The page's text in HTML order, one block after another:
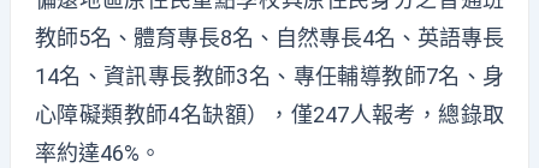
教師5名、體育專長8名、自然專長4名、英語專長
14名、資訊專長教師3名、專任輔導教師7名、身
心障礙類教師4名缺額），僅247人報考，總錄取
率約達46%。